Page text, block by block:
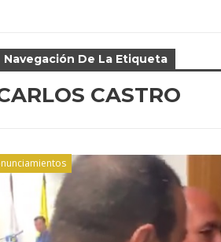
Navegación De La Etiqueta
CASTRO